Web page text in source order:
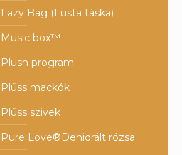
Lazy Bag (Lusta táska)
Music box™️
Plush program
Plüss mackók
Plüss szivek
Pure Love®️Dehidrált rózsa